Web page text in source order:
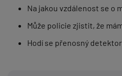
Na jakou vzdálenost se o
Může policie zjistit, že
Hodí se přenosný